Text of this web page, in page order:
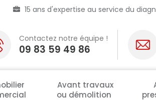
15 ans d'expertise au service du
Contactez notre équipe !
09 83 59 49 86
Avant travaux
ou démolition